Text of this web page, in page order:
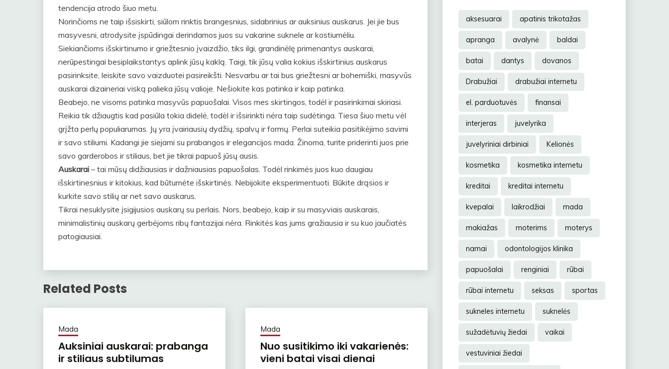
tendencija atrodo šiuo metu.
Norinčioms ne taip išsiskirti, siūlom rinktis brangesnius, sidabrinius ar auksinius auskarus. Jei jie bus
masyvesni, atrodysite įspūdingai derindamos juos su vakarine suknele ar kostiumėliu.
Siekiančioms išskirtinumo ir griežtesnio įvaizdžio, tiks ilgi, grandinėlę primenantys auskarai,
nerūpestingai besiplaikstantys aplink jūsų kaklą. Taigi, tik jūsų valia kokius išskirtinius auskarus
pasirinksite, leiskite savo vaizduotei pasireikšti. Nesvarbu ar tai bus griežtesni ar bohemiški, masyvūs
auskarai dizaineriai viską palieka jūsų valioje. Nešiokite kas patinka ir kaip patinka.
Beabejo, ne visoms patinka masyvūs papuošalai. Visos mes skirtingos, todėl ir pasirinkimai skiriasi.
Reikia tik džiaugtis kad pasiūla tokia didelė, todėl ir išsirinkti nėra taip sudėtinga. Tiesa šiuo metu vėl
grįžta perlų populiarumas. Jų yra įvairiausių dydžių, spalvų ir formų. Perlai suteikia pasitikėjimo savimi
ir savo stiliumi. Kadangi jie siejami su prabangos ir elegancijos mada. Žinoma, turite priderinti juos prie
savo garderobos ir stiliaus, bet jie tikrai papuoš jūsų ausis.
Auskarai – tai mūsų didžiausias ir dažniausias papuošalas. Todėl rinkimės juos kuo daugiau
išskirtinesnius ir kitokius, kad būtumėte išskirtinės. Nebijokite eksperimentuoti. Būkite drąsios ir
kurkite savo stilių ar net savo auskarus.
Tikrai nesuklysite įsigijusios auskarų su perlais. Nors, beabejo, kaip ir su masyviais auskarais,
minimalistinių auskarų gerbėjoms ribų fantazijai nėra. Rinkitės kas jums gražiausia ir su kuo jaučiatės
patogiausiai.
Related Posts
Mada
Auksiniai auskarai: prabanga
ir stiliaus subtilumas
Mada
Nuo susitikimo iki vakarienės:
vieni batai visai dienai
aksesuarai apatinis trikotažas
apranga avalynė baldai
batai dantys dovanos
Drabužiai drabužiai internetu
el. parduotuvės finansai
interjeras juvelyrika
juvelyriniai dirbiniai Kelionės
kosmetika kosmetika internetu
kreditai kreditai internetu
kvepalai laikrodžiai mada
makiažas moterims moterys
namai odontologijos klinika
papuošalai renginiai rūbai
rūbai internetu seksas sportas
sukneles internetu suknelės
sužadėtuvių žiedai vaikai
vestuviniai žiedai